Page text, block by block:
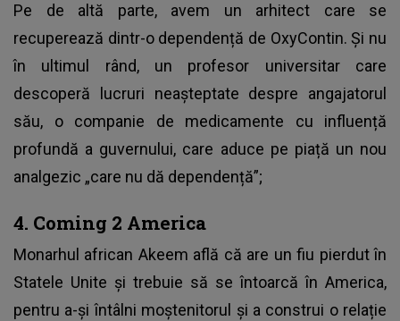
Pe de altă parte, avem un arhitect care se
recuperează dintr-o dependență de OxyContin. Și nu
în ultimul rând, un profesor universitar care
descoperă lucruri neașteptate despre angajatorul
său, o companie de medicamente cu influență
profundă a guvernului, care aduce pe piață un nou
analgezic „care nu dă dependență”;
4. Coming 2 America
Monarhul african Akeem află că are un fiu pierdut în
Statele Unite și trebuie să se întoarcă în America,
pentru a-și întâlni moștenitorul și a construi o relație